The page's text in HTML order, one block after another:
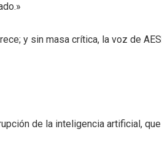
y sin masa crítica, la voz de
de la inteligencia artificial,